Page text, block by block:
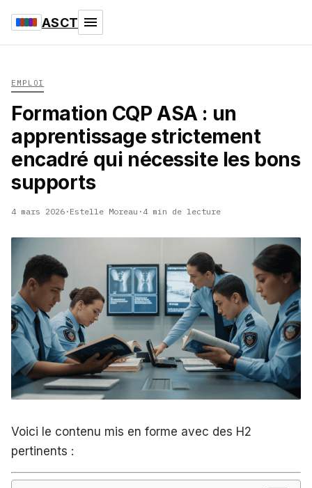
ASCT
EMPLOI
Formation CQP ASA : un
apprentissage strictement
encadré qui nécessite les bons
supports
4 mars 2026 · Estelle Moreau · 4 min de lecture
Voici le contenu mis en forme avec des H2
pertinents :